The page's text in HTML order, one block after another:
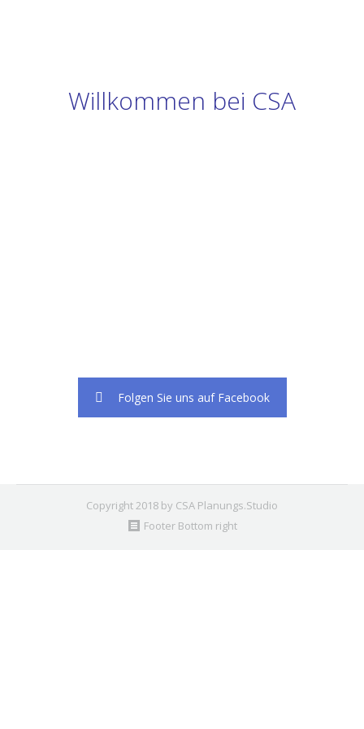
Willkommen bei CSA
Folgen Sie uns auf Facebook
Copyright 2018 by CSA Planungs.Studio
Footer Bottom right